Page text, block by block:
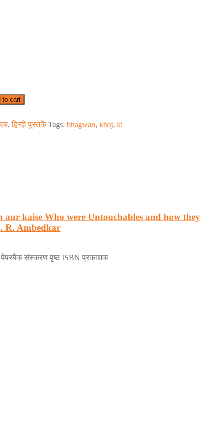
to cart
,हिन्दी पुस्तकें Tags: bhagwan, khoj, ki
kaise Who were Untouchables and how they
R. Ambedkar
पेपरबैक संस्करण पृष्ठ ISBN प्रकाशक